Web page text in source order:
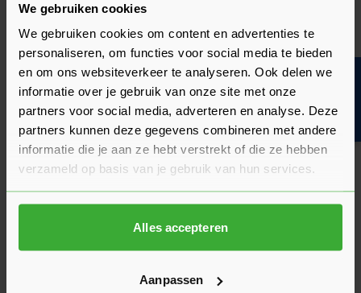
We gebruiken cookies
We gebruiken cookies om content en advertenties te
personaliseren, om functies voor social media te bieden
en om ons websiteverkeer te analyseren. Ook delen we
informatie over je gebruik van onze site met onze
partners voor social media, adverteren en analyse. Deze
partners kunnen deze gegevens combineren met andere
informatie die je aan ze hebt verstrekt of die ze hebben
verzameld op basis van je gebruik van hun services.
Alles accepteren
Aanpassen
Ons aanbod keramische tegels 3
cm
verschillende kleuren en formaten. De kans is dus groot dat
er ook voor jou iets tussen zit! Ben je op zoek naar een
Sleiderink levert deze tegels van de volgende merken: